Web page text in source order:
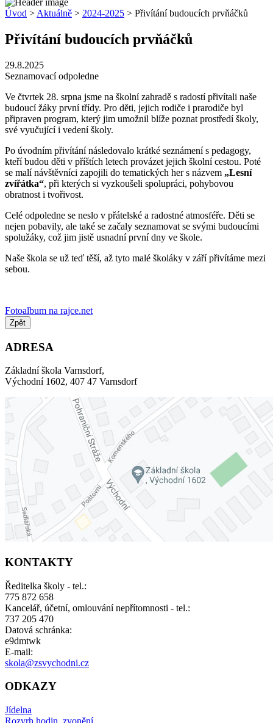
Úvod > Aktuálně > 2024-2025 > Přivítání budoucích prvňáčků
Přivítání budoucích prvňáčků
29.8.2025
Seznamovací odpoledne
Ve čtvrtek 28. srpna jsme na školní zahradě s radostí přivítali naše
budoucí žáky první třídy. Pro děti, jejich rodiče i prarodiče byl
připraven program, který jim umožnil blíže poznat prostředí školy,
své vyučující i vedení školy.
Po úvodním přivítání následovalo krátké seznámení s pedagogy,
kteří budou děti v příštích letech provázet jejich školní cestou. Poté
se malí návštěvníci zapojili do tematických her s názvem „Lesní
zvířátka“, při kterých si vyzkoušeli spolupráci, pohybovou
obratnost i tvořivost.
Celé odpoledne se neslo v přátelské a radostné atmosféře. Děti se
nejen pobavily, ale také se začaly seznamovat se svými budoucími
spolužáky, což jim jistě usnadní první dny ve škole.
Naše škola se už teď těší, až tyto malé školáky v září přivítáme mezi
sebou.
Fotoalbum na rajce.net
Zpět
ADRESA
Základní škola Varnsdorf,
Východní 1602, 407 47 Varnsdorf
KONTAKTY
Ředitelka školy - tel.:
775 872 658
Kancelář, účetní, omlouvání nepřítomnosti - tel.:
737 205 470
Datová schránka:
e9dmtwk
E-mail:
skola@zsvychodni.cz
ODKAZY
Jídelna